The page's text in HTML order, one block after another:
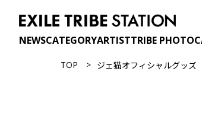
NEWSCATEGORYARTISTTRIBE PHOTO
TOP ジェ猫オフィシャルグッズ